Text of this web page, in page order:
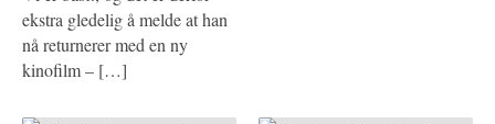
ekstra gledelig å melde at han
nå returnerer med en ny
kinofilm – […]